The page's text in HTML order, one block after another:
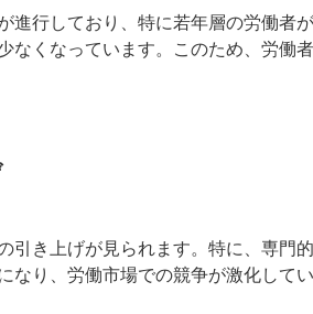
進行しており、特に若年層の労働者
なくなっています。このため、労働
引き上げが見られます。特に、専門
なり、労働市場での競争が激化して